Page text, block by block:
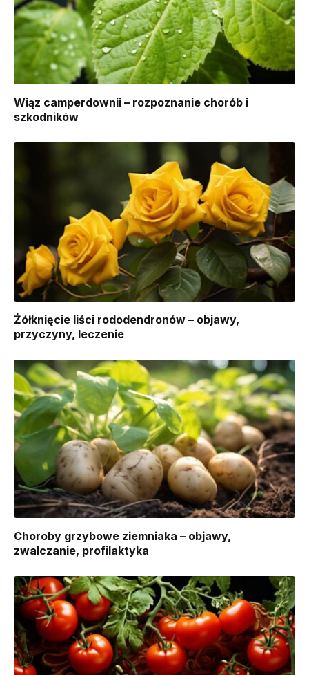
Wiąz camperdownii – rozpoznanie chorób i
szkodników
Żółknięcie liści rododendronów – objawy,
przyczyny, leczenie
Choroby grzybowe ziemniaka – objawy,
zwalczanie, profilaktyka